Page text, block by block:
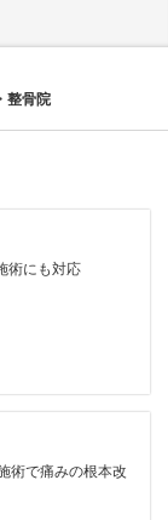
整骨院
術にも対応
術で痛みの根本改